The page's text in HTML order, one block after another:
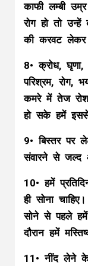
काफी लम्बी
रोग हो तो
की करवट लेकर
8• क्रोध,
परिश्रम, रोग,
कमरे में तेज
हो सके हमें इससे
9• बिस्तर पर
संवारने से जल्द
10• हमें
ही सोना
सोने से पहले
दौरान हमें
11• नींद लेने